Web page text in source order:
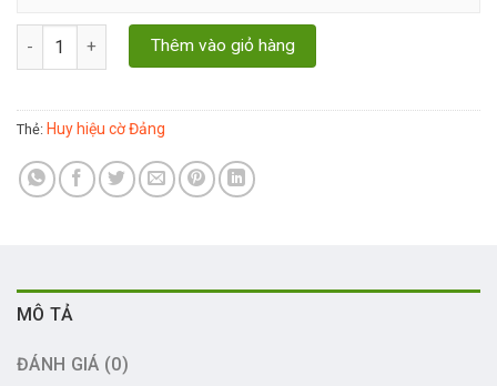
Làm huy hiệu cờ Đảng - Huy hiệu kim loại số lượng
Thêm vào giỏ hàng
Thẻ: Huy hiệu cờ Đảng
MÔ TẢ
ĐÁNH GIÁ (0)